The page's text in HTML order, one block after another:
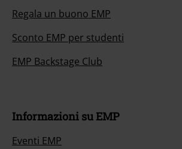
Regala un buono EMP
Sconto EMP per studenti
EMP Backstage Club
Informazioni su EMP
Eventi EMP